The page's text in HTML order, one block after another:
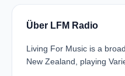
Über LFM Radio
Living For Music is a
New Zealand, playing